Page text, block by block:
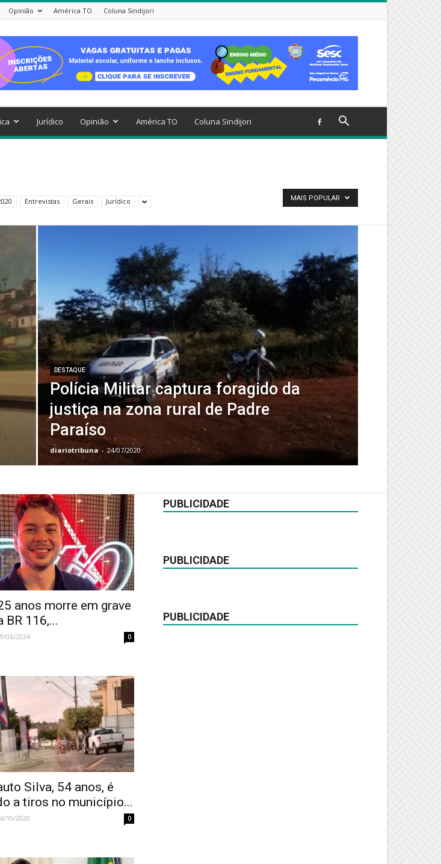
Opinião América TO Coluna Sindijori
Jurídico Opinião América TO Coluna Sindijori
Entrevistas Gerais Jurídico MAIS POPULAR
DESTAQUE
Polícia Militar captura foragido da
justiça na zona rural de Padre
Paraíso
diariotribuna - 24/07/2020
anos morre em grave
BR 116,...
06/2024 0
Silva, 54 anos, é
a tiros no município...
10/2020 0
PUBLICIDADE
PUBLICIDADE
PUBLICIDADE